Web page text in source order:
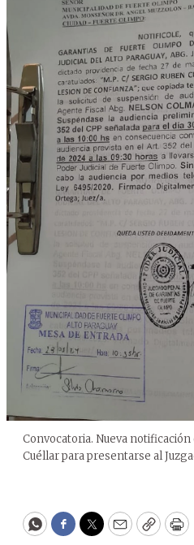
Convocatoria. Nueva
Cuéllar para presentarse al
WhatsApp
Facebook
Twitter
EmailCopy